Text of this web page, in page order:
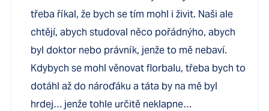
třeba říkal, že bych se tím mohl i živit. Naši ale
chtějí, abych studoval něco pořádnýho, abych
byl doktor nebo právník, jenže to mě nebaví.
Kdybych se mohl věnovat florbalu, třeba bych to
dotáhl až do nároďáku a táta by na mě byl
hrdej… jenže tohle určitě neklapne…